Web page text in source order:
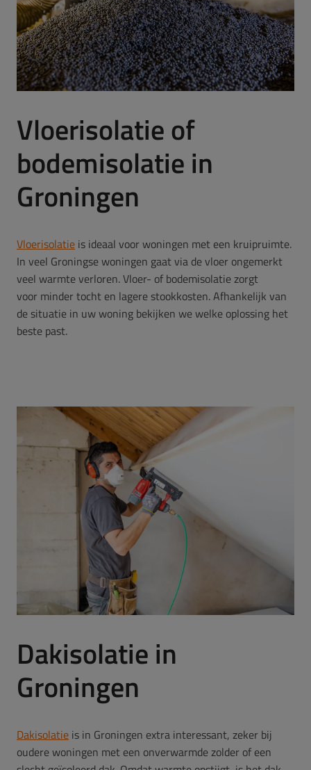
Vloerisolatie of
bodemisolatie in
Groningen
Vloerisolatie is ideaal voor woningen met een kruipruimte.
In veel Groningse woningen gaat via de vloer ongemerkt
veel warmte verloren. Vloer- of bodemisolatie zorgt
voor minder tocht en lagere stookkosten. Afhankelijk van
de situatie in uw woning bekijken we welke oplossing het
beste past.
Dakisolatie in
Groningen
Dakisolatie is in Groningen extra interessant, zeker bij
oudere woningen met een onverwarmde zolder of een